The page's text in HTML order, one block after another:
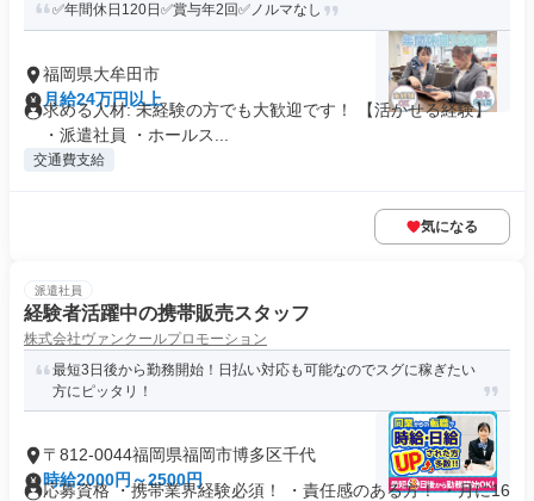
✅年間休日120日✅賞与年2回✅ノルマなし
福岡県大牟田市
月給24万円以上
求める人材: 未経験の方でも大歓迎です！ 【活かせる経験】
・派遣社員 ・ホールス...
交通費支給
気になる
派遣社員
経験者活躍中の携帯販売スタッフ
株式会社ヴァンクールプロモーション
最短3日後から勤務開始！日払い対応も可能なのでスグに稼ぎたい
方にピッタリ！
〒812-0044福岡県福岡市博多区千代
時給2000円～2500円
応募資格 ・携帯業界経験必須！ ・責任感のある方！ ・月に16